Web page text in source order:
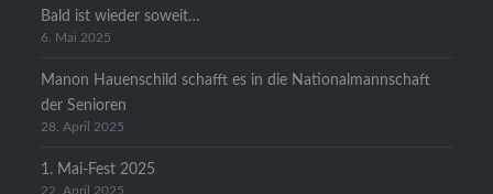
Bald ist wieder soweit…
6. Mai 2025
Manon Hauenschild schafft es in die Nationalmannschaft
der Senioren
28. April 2025
1. Mai-Fest 2025
22. April 2025